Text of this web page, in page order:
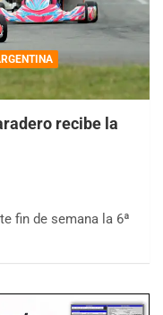
recibe la
fin de semana la 6ª